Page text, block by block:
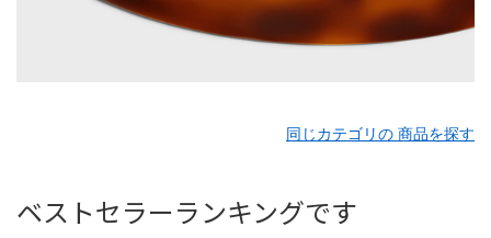
同じカテゴリの 商品を探す
ベストセラーランキングです